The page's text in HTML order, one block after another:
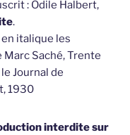
: Odile Halbert,
.
italique les
Saché, Trente
Journal de
1930
interdite sur